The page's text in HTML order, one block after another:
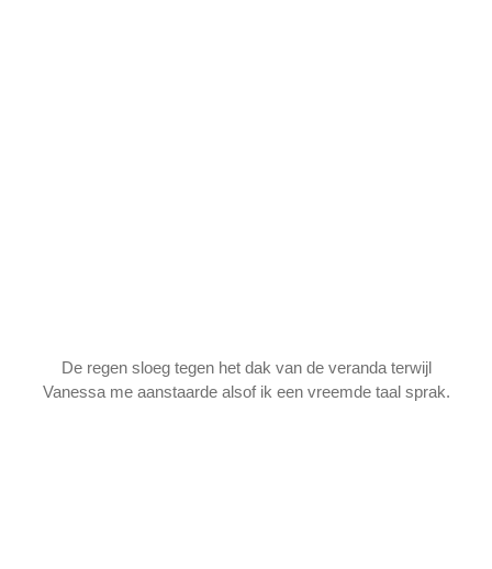
De regen sloeg tegen het dak van de veranda terwijl
Vanessa me aanstaarde alsof ik een vreemde taal sprak.